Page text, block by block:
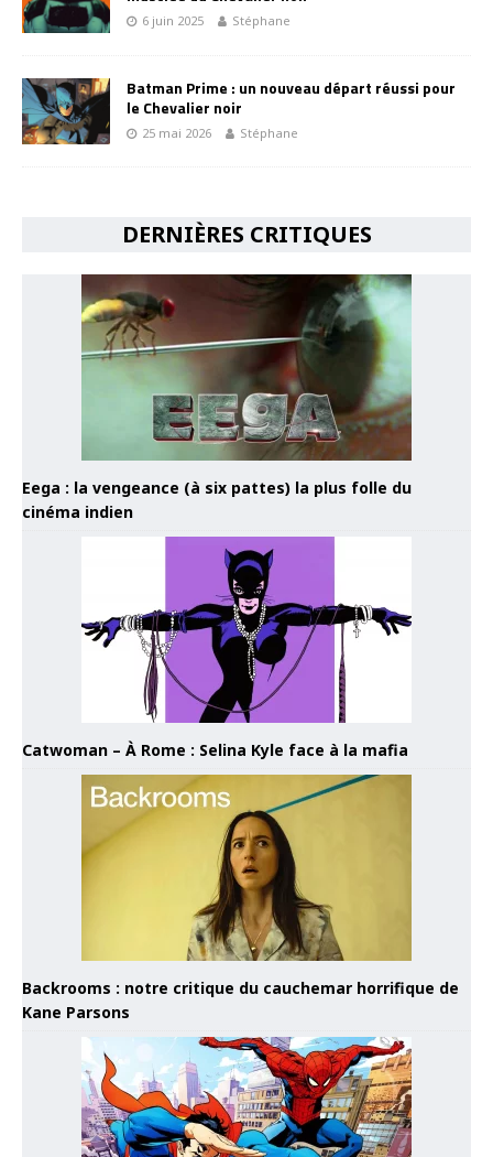
6 juin 2025 Stéphane
Batman Prime : un nouveau départ réussi pour
le Chevalier noir
25 mai 2026 Stéphane
DERNIÈRES CRITIQUES
Eega : la vengeance (à six pattes) la plus folle du
cinéma indien
Catwoman – À Rome : Selina Kyle face à la mafia
Backrooms : notre critique du cauchemar horrifique de
Kane Parsons